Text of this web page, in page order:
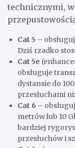
technicznymi,
Cat 5 –
Dziś rzadko
Cat 5e
obsługuje
dystansie do
przesłuchami
Cat 6 –
metrów lub 10
bardziej
przesłuchów i